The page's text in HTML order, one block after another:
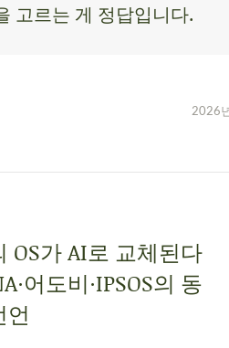
고르는 게 정답입니다.
2026
OS가 AI로 교체된다
어도비·IPSOS의 동
언